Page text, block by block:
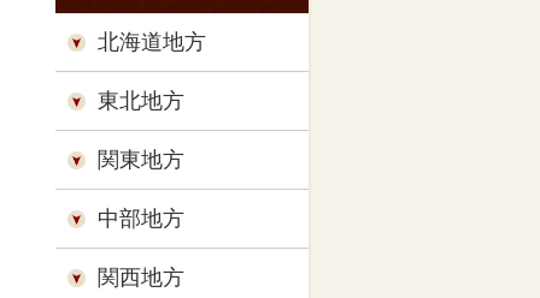
北海道地方
東北地方
関東地方
中部地方
関西地方